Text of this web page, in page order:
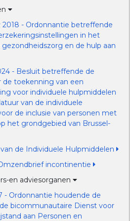
2018 - Ordonnantie betreffende
in het
en de hulp aan
- Besluit betreffende de
de toekenning van een
voor individuele hulpmiddelen
van de individuele
de inclusie van personen met
het grondgebied van Brussel-
de Individuele Hulpmiddelen
incontinentie
en adviesorganen
- Ordonnantie houdende de
bicommunautaire Dienst voor
aan Personen en